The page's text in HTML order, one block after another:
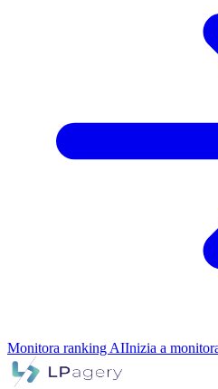
Monitora ranking AIInizia a